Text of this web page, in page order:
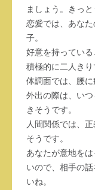
ましょう。きっ
恋愛では、あな
子。
好意を持っている
積極的に二人きり
体調面では、腰に
外出の際は、い
きそうです。
人間関係では、
そうです。
あなたが意地を
いので、相手の
いね。